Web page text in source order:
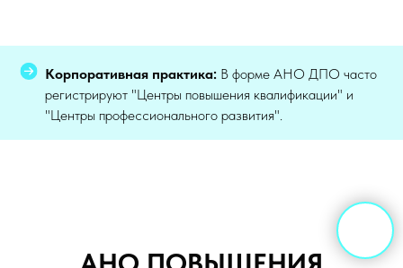
Корпоративная практика: В форме АНО ДПО часто
регистрируют "Центры повышения квалификации" и
"Центры профессионального развития".